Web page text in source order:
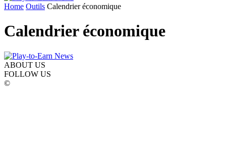
Home Outils Calendrier économique
Calendrier économique
ABOUT US
FOLLOW US
©